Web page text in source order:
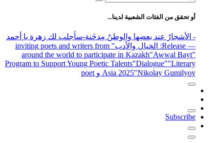
أو تحقق من الفئات الشعبية لدينا...
- الأشجارُ عند بعضِها والوطنُ مِدخَنة-سأجلب لك زهرة يا أحمد
— Release
: الخيال والأدب
" inviting poets and writers from
around the world to participate in Kazakh"Awwal Bayt"
Program to Support Young Poetic Talents"Dialogue""Literary
Asia 2025"Nikolay Gumilyov و poet
Subscribe